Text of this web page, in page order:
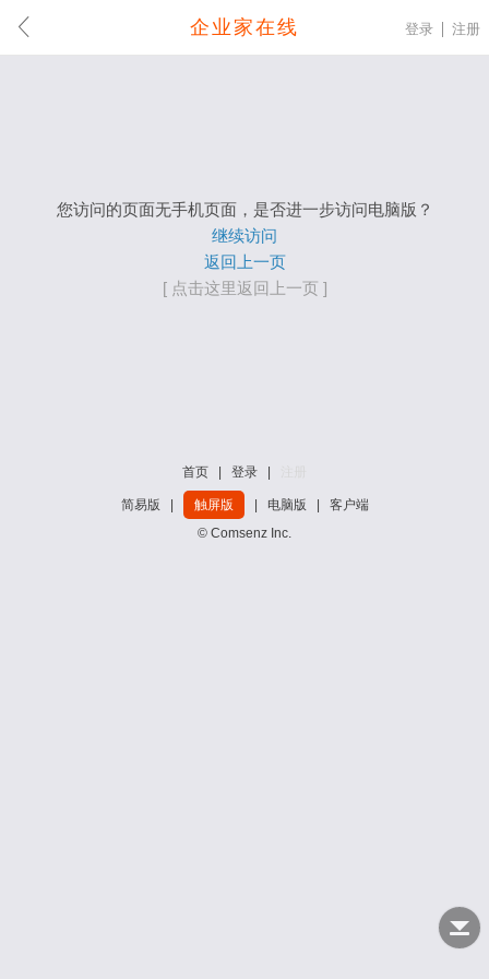
企业家在线 登录 注册
您访问的页面无手机页面，是否进一步访问电脑版？
继续访问
返回上一页
[ 点击这里返回上一页 ]
首页 登录
简易版 触屏版 电脑版
客户端
© Comsenz Inc.